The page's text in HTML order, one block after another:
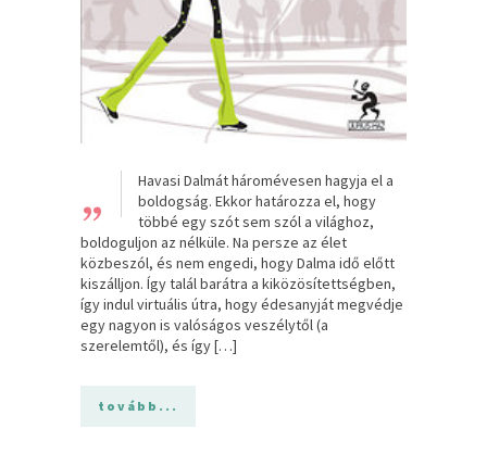
„
Havasi Dalmát háromévesen hagyja el a
boldogság. Ekkor határozza el, hogy
többé egy szót sem szól a világhoz,
boldoguljon az nélküle. Na persze az élet
közbeszól, és nem engedi, hogy Dalma idő előtt
kiszálljon. Így talál barátra a kiközösítettségben,
így indul virtuális útra, hogy édesanyját megvédje
egy nagyon is valóságos veszélytől (a
szerelemtől), és így […]
tovább...